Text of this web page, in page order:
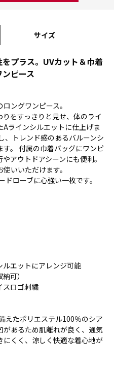
サイズ
プラス。UVカット＆巾着
ピース
ングワンピース。
をすっきりと見せ、体のライ
ラインシルエットに仕上げま
、トレンド感のあるバルーンシ
。 付属の巾着バッグにワンピ
アウトドアシーンにも便利。
いいただけます。
ローブに心強い一枚です。
ルエットにアレンジ可能
可）
スロゴ刺繍
えたポリエステル100％のシア
あるため肌離れが良く、通気
くく、涼しく快適な着心地が